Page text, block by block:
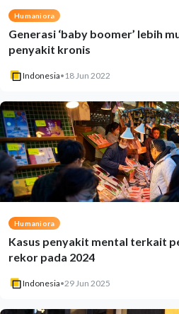
Humaniora
Generasi ‘baby boomer’ lebih
penyakit kronis
Indonesia• 18 Jun 2022
Humaniora
Kasus penyakit mental terkait
rekor pada 2024
Indonesia•29 Jun 2025